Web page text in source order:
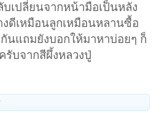
เปลี่ยนจากหน้ามือเป็นหลัง
ดีเหมือนลูกเหมือนหลานซื้อ
นแถมยังบอกให้มาหาบ่อยๆ ก็
บจากสีผึ้งหลวงปู่